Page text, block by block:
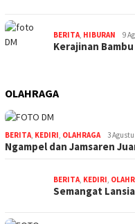
BERITA, HIBURAN 9
Kerajinan
OLAHRAGA
BERITA, KEDIRI, OLAHRAGA 3
Ngampel dan Jamsaren
BERITA, KEDIRI,
Semangat